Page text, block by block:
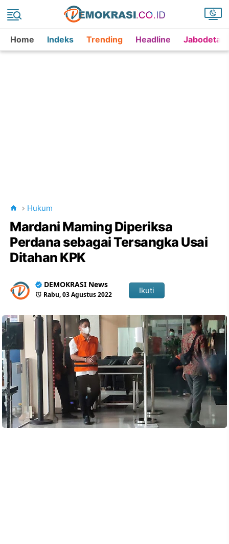
Home Indeks Trending Headline
Hukum
Mardani Maming Diperiksa
Perdana sebagai Tersangka Usai
Ditahan KPK
DEMOKRASI News
Rabu, 03 Agustus 2022 Ikuti